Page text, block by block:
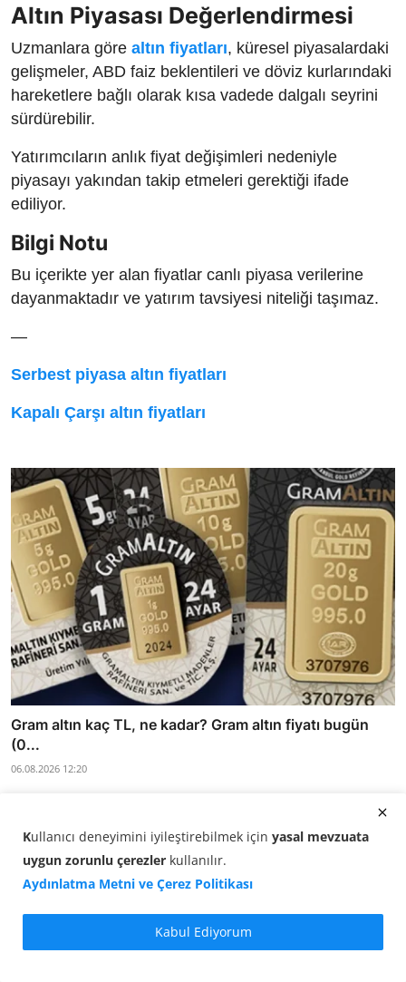
Altın Piyasası Değerlendirmesi
Uzmanlara göre altın fiyatları, küresel piyasalardaki
gelişmeler, ABD faiz beklentileri ve döviz kurlarındaki
hareketlere bağlı olarak kısa vadede dalgalı seyrini
sürdürebilir.
Yatırımcıların anlık fiyat değişimleri nedeniyle
piyasayı yakından takip etmeleri gerektiği ifade
ediliyor.
Bilgi Notu
Bu içerikte yer alan fiyatlar canlı piyasa verilerine
dayanmaktadır ve yatırım tavsiyesi niteliği taşımaz.
—
Serbest piyasa altın fiyatları
Kapalı Çarşı altın fiyatları
Gram altın kaç TL, ne kadar? Gram altın fiyatı bugün
(0...
06.08.2026 12:20
Kullanıcı deneyimini iyileştirebilmek için yasal mevzuata
uygun zorunlu çerezler kullanılır.
Aydınlatma Metni ve Çerez Politikası
Kabul Ediyorum